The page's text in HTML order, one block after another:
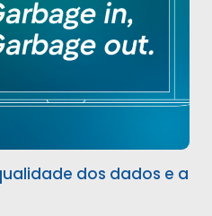
dos dados e a